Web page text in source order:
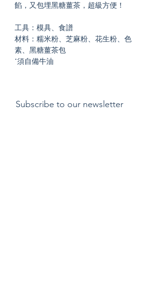
餡，又包埋黑糖薑茶，超級方便！
工具：模具、食譜
材料：糯米粉、芝麻粉、花生粉、色
素、黑糖薑茶包
*須自備牛油
Subscribe to our newsletter